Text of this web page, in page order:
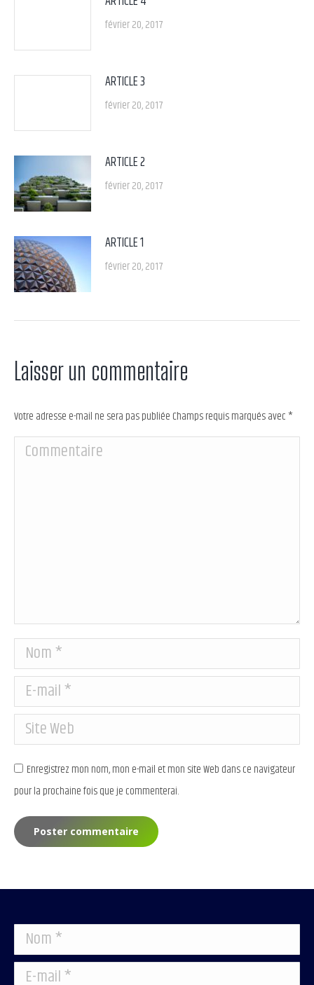
février 20, 2017
ARTICLE 3
février 20, 2017
ARTICLE 2
février 20, 2017
ARTICLE 1
février 20, 2017
Laisser un commentaire
Votre adresse e-mail ne sera pas publiée Champs requis marqués avec*
Commentaire
Nom *
E-mail *
Site Web
Enregistrez mon nom, mon e-mail et mon site Web dans ce navigateur
pour la prochaine fois que je commenterai.
Poster commentaire